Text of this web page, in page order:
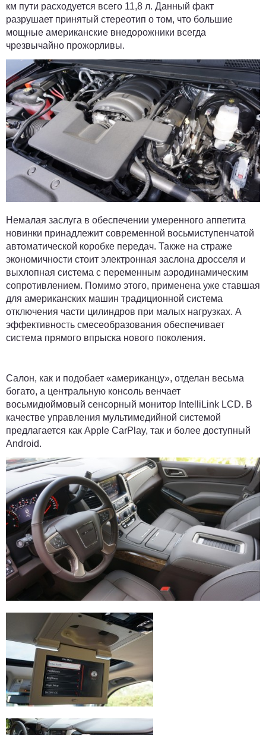
км пути расходуется всего 11,8 л. Данный факт
разрушает принятый стереотип о том, что большие
мощные американские внедорожники всегда
чрезвычайно прожорливы.
Немалая заслуга в обеспечении умеренного аппетита
новинки принадлежит современной восьмиступенчатой
автоматической коробке передач. Также на страже
экономичности стоит электронная заслона дросселя и
выхлопная система с переменным аэродинамическим
сопротивлением. Помимо этого, применена уже ставшая
для американских машин традиционной система
отключения части цилиндров при малых нагрузках. А
эффективность смесеобразования обеспечивает
система прямого впрыска нового поколения.
Салон, как и подобает «американцу», отделан весьма
богато, а центральную консоль венчает
восьмидюймовый сенсорный монитор IntelliLink LCD. В
качестве управления мультимедийной системой
предлагается как Apple CarPlay, так и более доступный
Android.